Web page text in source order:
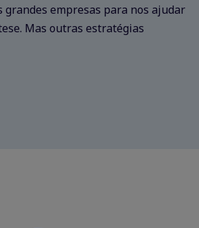
grandes empresas para nos ajudar
Mas outras estratégias